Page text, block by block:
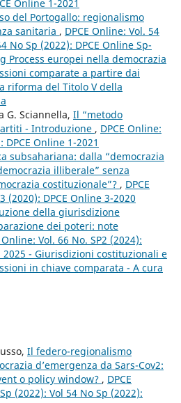
Online 1-2021
del Portogallo: regionalismo
sanitaria , DPCE Online: Vol. 54
No Sp (2022): DPCE Online Sp-
Process europei nella democrazia
comparate a partire dai
riforma del Titolo V della
G. Sciannella, Il “metodo
- Introduzione , DPCE Online:
DPCE Online 1-2021
subsahariana: dalla “democrazia
illiberale” senza
costituzionale”? , DPCE
(2020): DPCE Online 3-2020
della giurisdizione
dei poteri: note
Online: Vol. 66 No. SP2 (2024):
2025 - Giurisdizioni costituzionali e
in chiave comparata - A cura
Il federo-regionalismo
d’emergenza da Sars-Cov2:
o policy window? , DPCE
(2022): Vol 54 No Sp (2022):